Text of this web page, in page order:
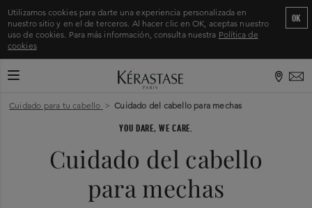
Utilizamos cookies para darte una experiencia personalizada en
nuestro sitio y en el de terceros. Al hacer clic en OK, aceptas nuestro
uso de cookies. Para más información, consulta nuestra Política de
cookies
OK
CAMBIAR MODO DE NAVEGACIÓN
Cuidado para tu cabello > Cuidado del cabello para mechas
YOU DARE, WE CARE.
Cuidado del cabello
para mechas